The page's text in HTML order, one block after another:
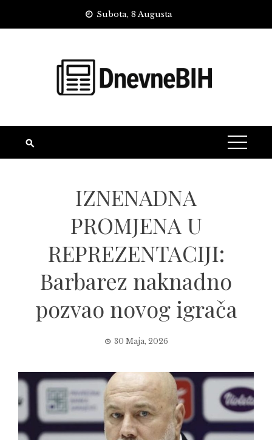
Subota, 8 Augusta
IZNENADNA
PROMJENA U
REPREZENTACIJI:
Barbarez naknadno
pozvao novog igrača
30 Maja, 2026